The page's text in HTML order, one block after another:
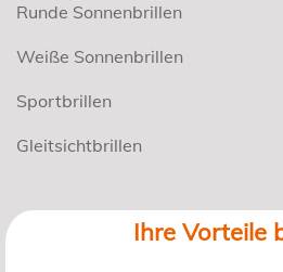
Runde Sonnenbrillen
Weiße Sonnenbrillen
Sportbrillen
Gleitsichtbrillen
Ihre Vorteile